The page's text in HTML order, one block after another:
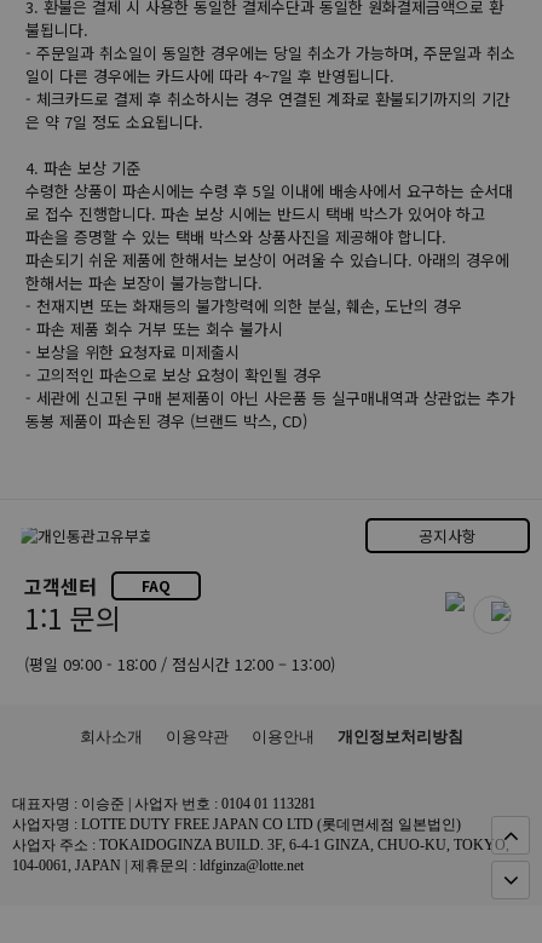
3. 환불은 결제 시 사용한 동일한 결제수단과 동일한 원화결제금액으로 환
불됩니다.
- 주문일과 취소일이 동일한 경우에는 당일 취소가 가능하며, 주문일과 취소
일이 다른 경우에는 카드사에 따라 4~7일 후 반영됩니다.
- 체크카드로 결제 후 취소하시는 경우 연결된 계좌로 환불되기까지의 기간
은 약 7일 정도 소요됩니다.
4. 파손 보상 기준
수령한 상품이 파손시에는 수령 후 5일 이내에 배송사에서 요구하는 순서대
로 접수 진행합니다. 파손 보상 시에는 반드시 택배 박스가 있어야 하고
파손을 증명할 수 있는 택배 박스와 상품사진을 제공해야 합니다.
파손되기 쉬운 제품에 한해서는 보상이 어려울 수 있습니다. 아래의 경우에
한해서는 파손 보장이 불가능합니다.
- 천재지변 또는 화재등의 불가항력에 의한 분실, 훼손, 도난의 경우
- 파손 제품 회수 거부 또는 회수 불가시
- 보상을 위한 요청자료 미제출시
- 고의적인 파손으로 보상 요청이 확인될 경우
- 세관에 신고된 구매 본제품이 아닌 사은품 등 실구매내역과 상관없는 추가
동봉 제품이 파손된 경우 (브랜드 박스, CD)
공지사항
고객센터 FAQ
1:1 문의
(평일 09:00 - 18:00 / 점심시간 12:00 – 13:00)
회사소개 이용약관 이용안내 개인정보처리방침
대표자명 : 이승준 | 사업자 번호 : 0104 01 113281
사업자명 : LOTTE DUTY FREE JAPAN CO LTD (롯데면세점 일본법인)
사업자 주소 : TOKAIDOGINZA BUILD. 3F, 6-4-1 GINZA, CHUO-KU, TOKYO,
104-0061, JAPAN | 제휴문의 : ldfginza@lotte.net